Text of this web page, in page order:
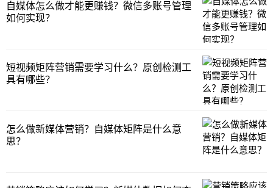
自媒体怎么做才能更赚钱？微信多账号管理
如何实现？
短视频矩阵营销需要学习什么？原创检测工
具有哪些？
怎么做新媒体营销？自媒体矩阵是什么意
思？